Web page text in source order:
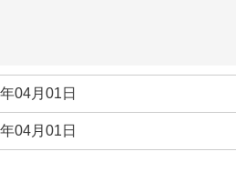
04月01日
04月01日